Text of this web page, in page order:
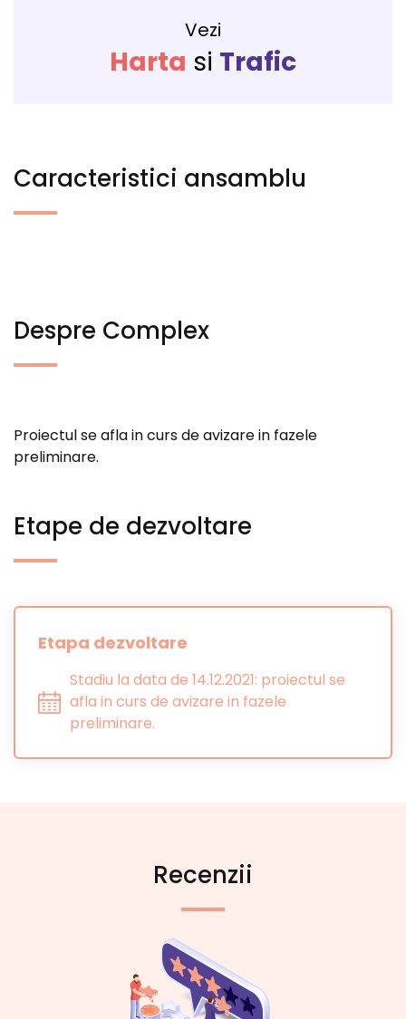
Vezi
Harta si Trafic
Caracteristici ansamblu
Despre Complex
Proiectul se afla in curs de avizare in fazele
preliminare.
Etape de dezvoltare
Etapa dezvoltare
Stadiu la data de 14.12.2021: proiectul se
afla in curs de avizare in fazele
preliminare.
Recenzii